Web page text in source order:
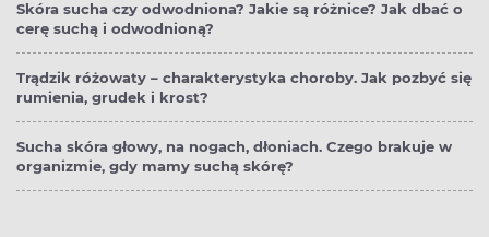
Skóra sucha czy odwodniona? Jakie są różnice? Jak dbać o
cerę suchą i odwodnioną?
Trądzik różowaty – charakterystyka choroby. Jak pozbyć się
rumienia, grudek i krost?
Sucha skóra głowy, na nogach, dłoniach. Czego brakuje w
organizmie, gdy mamy suchą skórę?